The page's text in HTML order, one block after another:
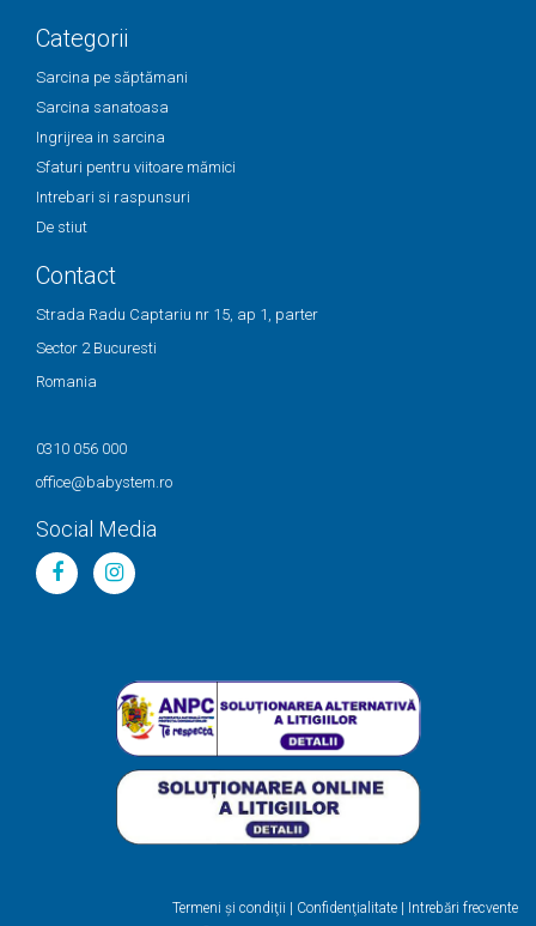
Categorii
Sarcina pe săptămani
Sarcina sanatoasa
Ingrijrea in sarcina
Sfaturi pentru viitoare mămici
Intrebari si raspunsuri
De stiut
Contact
Strada Radu Captariu nr 15, ap 1, parter
Sector 2 Bucuresti
Romania
0310 056 000
office@babystem.ro
Social Media
Termeni şi condiţii Confidenţialitate Intrebări frecvente